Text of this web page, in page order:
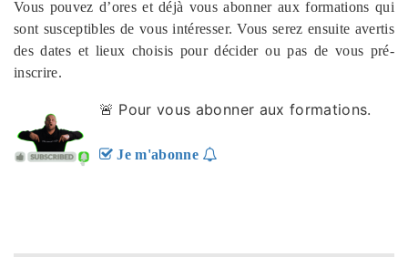
Vous pouvez d’ores et déjà vous abonner aux formations qui
sont susceptibles de vous intéresser. Vous serez ensuite avertis
des dates et lieux choisis pour décider ou pas de vous pré-
inscrire.
🚨 Pour vous abonner aux formations.
Je m'abonne